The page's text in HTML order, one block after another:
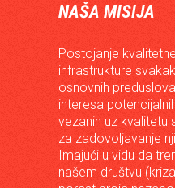
NAŠA MISIJA
Postojanje
infrastrukture
osnovnih
interesa
vezanih uz kvalitetu
za zadovoljavanje
Imajući u vidu da
našem društvu